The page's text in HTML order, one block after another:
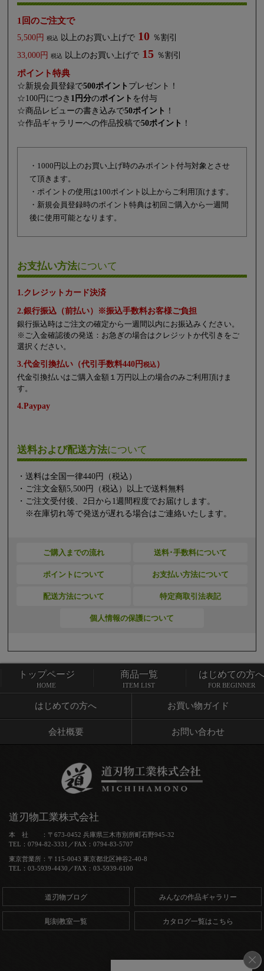
1回のご注文で
5,500円 税込 以上のお買い上げで 10 ％割引
33,000円
税込 以上のお買い上げで 15 ％割引
ポイント特典
☆新規会員登録で500ポイント プレゼント！
☆100円につき 1円分のポイント を付与
☆商品レビューの書き込みで50ポイント ！
☆作品ギャラリーへの作品投稿で50ポイント ！
・1000円以上のお買い上げ時のみポイント付与対象とさせ
て頂きます。
・ポイントの使用は100ポイント以上からご利用頂けます。
・新規会員登録時のポイント特典は初回ご購入から一週間
後に使用可能となります。
お支払い方法について
1.クレジットカード決済
2.銀行振込（前払い）※振込手数料お客様ご負担
銀行振込時はご注文の確定から一週間以内にお振込みください。
※ご入金確認後の発送：お急ぎの場合はクレジットか代引きをご
選択ください。
3.代金引換払い（代引手数料440円税込）
代金引換払いはご購入金額１万円以上の場合のみご利用頂けま
す。
4.Paypay
送料および配送方法について
・送料は全国一律440円（税込）
・ご注文金額5,500円（税込）以上で送料無料
・ご注文受付後、2日から1週間程度でお届けします。
※在庫切れ等で発送が遅れる場合はご連絡いたします。
ご購入までの流れ 送料･手数料について
ポイントについて お支払い方法について
配送方法について 特定商取引法表記
個人情報の保護について
トップページ 商品一覧
はじめての方へ お買い物ガイド
会社概要 お問い合わせ
トップページ
HOME
商品一覧
ITEM LIST
はじめての方へ
FOR BEGINNER
道刃物工業株式会社
本 社 ：〒673-0452 兵庫県三木市別所町石野945-32
TEL：0794-82-3331／FAX：0794-83-5707
東京営業所：〒115-0043 東京都北区神谷2-40-8
TEL：03-5939-4430／FAX：03-5939-6100
道刃物ブログ みんなの作品ギャラリー
彫刻教室一覧 カタログ一覧はこちら